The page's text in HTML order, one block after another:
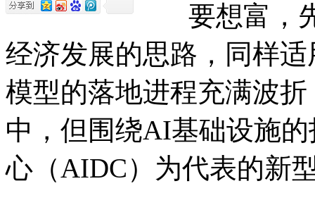
要想富，先
经济发展的思路，同样
模型的落地进程充满波
中，但围绕AI基础设施
心（AIDC）为代表的新